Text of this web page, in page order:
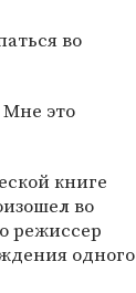
во
это
книге
во
режиссер
одного